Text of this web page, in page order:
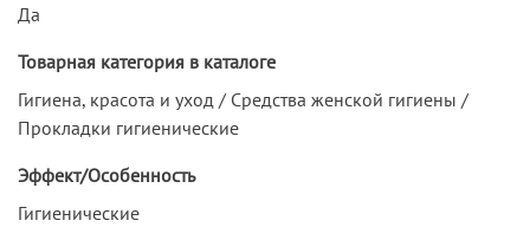
Да
Товарная категория в каталоге
Гигиена, красота и уход / Средства женской гигиены /
Прокладки гигиенические
Эффект/Особенность
Гигиенические